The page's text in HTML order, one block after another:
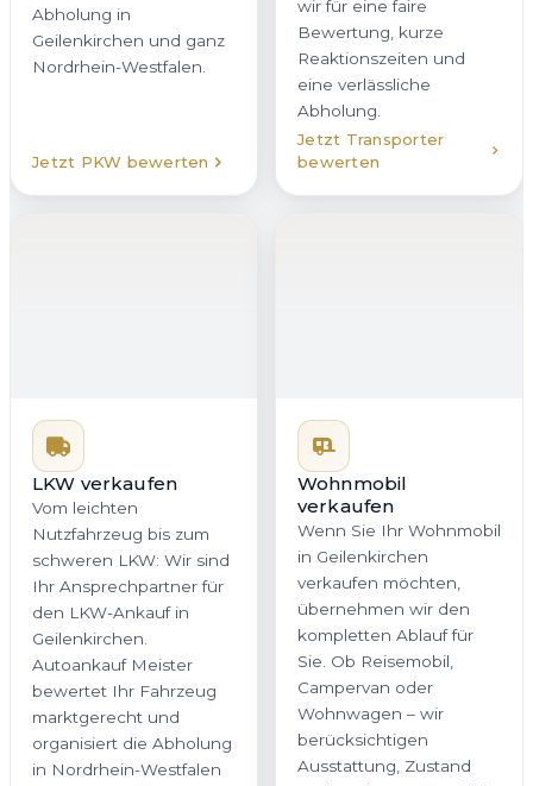
Abholung in
Geilenkirchen und ganz
Nordrhein-Westfalen.
Bewertung, kurze
Reaktionszeiten und
eine verlässliche
Abholung.
Jetzt Transporter
bewerten
LKW verkaufen
Vom leichten
Nutzfahrzeug bis zum
schweren LKW: Wir sind
Ihr Ansprechpartner für
den LKW-Ankauf in
Geilenkirchen.
Autoankauf Meister
bewertet Ihr Fahrzeug
marktgerecht und
organisiert die Abholung
in Nordrhein-Westfalen
zuverlässig und
Wohnmobil
verkaufen
Wenn Sie Ihr Wohnmobil
in Geilenkirchen
verkaufen möchten,
übernehmen wir den
kompletten Ablauf für
Sie. Ob Reisemobil,
Campervan oder
Wohnwagen – wir
berücksichtigen
Ausstattung, Zustand
und Marktwert sorgfältig.